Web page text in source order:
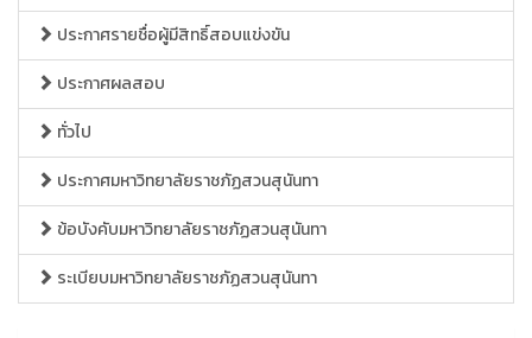
ประกาศรายชื่อผู้มีสิทธิ์สอบแข่งขัน
ประกาศผลสอบ
ทั่วไป
ประกาศมหาวิทยาลัยราชภัฏสวนสุนันทา
ข้อบังคับมหาวิทยาลัยราชภัฏสวนสุนันทา
ระเบียบมหาวิทยาลัยราชภัฏสวนสุนันทา